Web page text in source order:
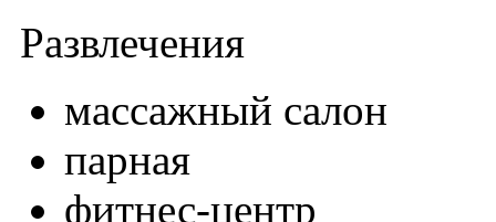
Развлечения
массажный салон
парная
фитнес-центр